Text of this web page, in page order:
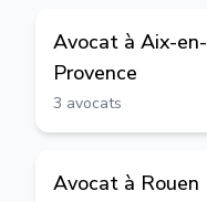
Avocat à Aix-en-
Provence
3 avocats
Avocat à Rouen